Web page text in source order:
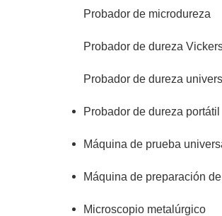
Probador de microdureza
Probador de dureza
Probador de dureza
Probador de dureza portátil
Máquina de prueba
Microscopio metalúrgico